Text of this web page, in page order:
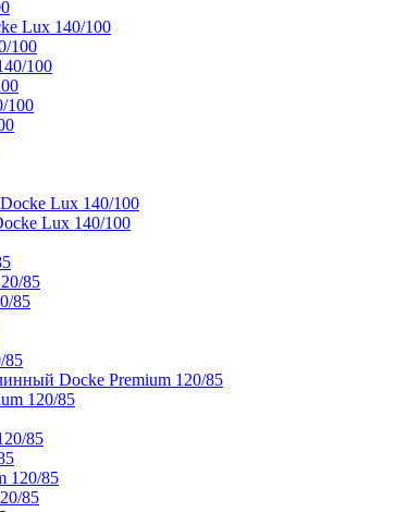
Lux 140/100
100
100
100
Lux 140/100
Lux 140/100
85
85
85
Docke Premium 120/85
120/85
85
120/85
85